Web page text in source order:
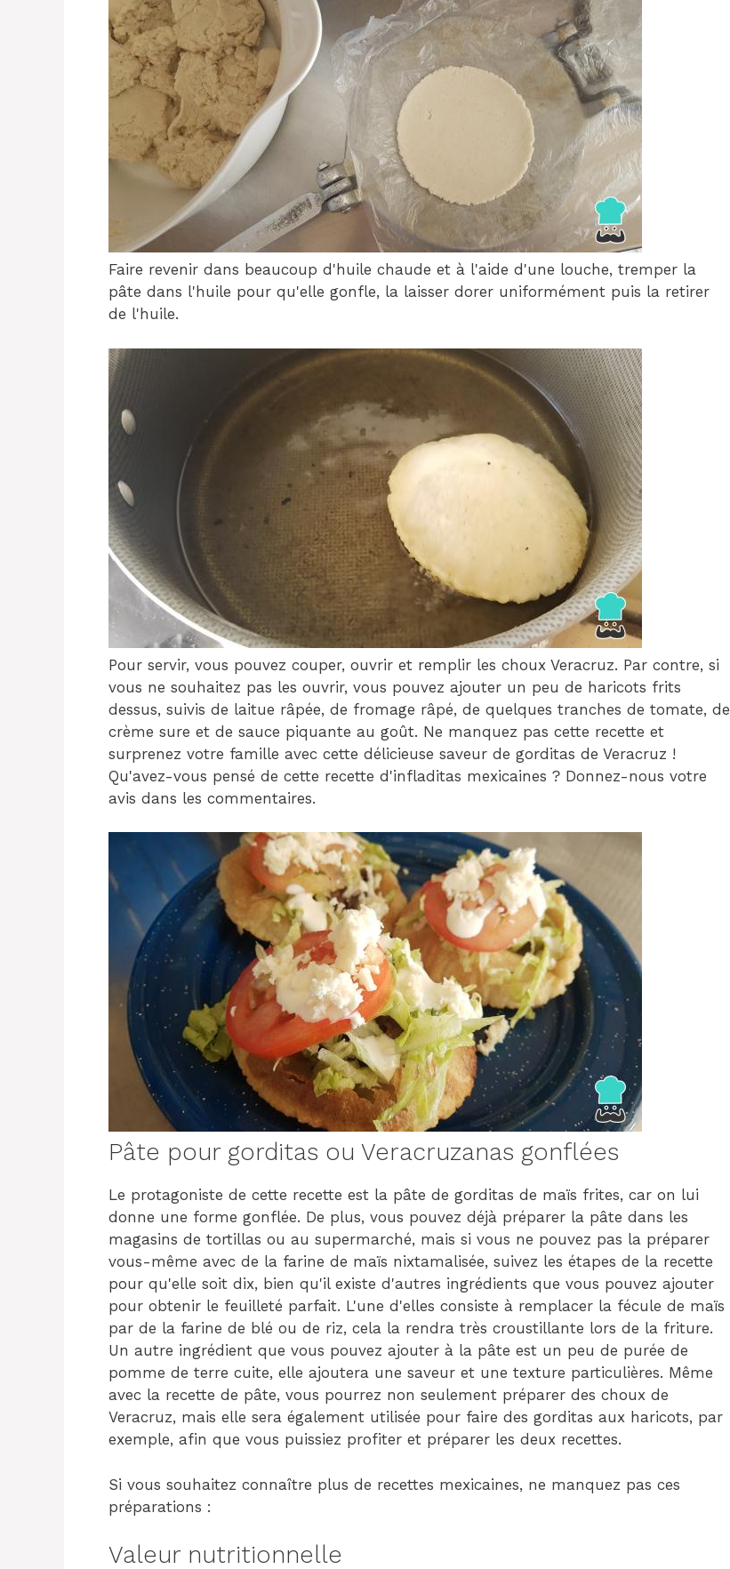
Faire revenir dans beaucoup d'huile chaude et à l'aide d'une louche, tremper la
pâte dans l'huile pour qu'elle gonfle, la laisser dorer uniformément puis la retirer
de l'huile.
Pour servir, vous pouvez couper, ouvrir et remplir les choux Veracruz. Par contre, si
vous ne souhaitez pas les ouvrir, vous pouvez ajouter un peu de haricots frits
dessus, suivis de laitue râpée, de fromage râpé, de quelques tranches de tomate, de
crème sure et de sauce piquante au goût. Ne manquez pas cette recette et
surprenez votre famille avec cette délicieuse saveur de gorditas de Veracruz !
Qu'avez-vous pensé de cette recette d'infladitas mexicaines ? Donnez-nous votre
avis dans les commentaires.
Pâte pour gorditas ou Veracruzanas gonflées
Le protagoniste de cette recette est la pâte de gorditas de maïs frites, car on lui
donne une forme gonflée. De plus, vous pouvez déjà préparer la pâte dans les
magasins de tortillas ou au supermarché, mais si vous ne pouvez pas la préparer
vous-même avec de la farine de maïs nixtamalisée, suivez les étapes de la recette
pour qu'elle soit dix, bien qu'il existe d'autres ingrédients que vous pouvez ajouter
pour obtenir le feuilleté parfait. L'une d'elles consiste à remplacer la fécule de maïs
par de la farine de blé ou de riz, cela la rendra très croustillante lors de la friture.
Un autre ingrédient que vous pouvez ajouter à la pâte est un peu de purée de
pomme de terre cuite, elle ajoutera une saveur et une texture particulières. Même
avec la recette de pâte, vous pourrez non seulement préparer des choux de
Veracruz, mais elle sera également utilisée pour faire des gorditas aux haricots, par
exemple, afin que vous puissiez profiter et préparer les deux recettes.
Si vous souhaitez connaître plus de recettes mexicaines, ne manquez pas ces
préparations :
Valeur nutritionnelle